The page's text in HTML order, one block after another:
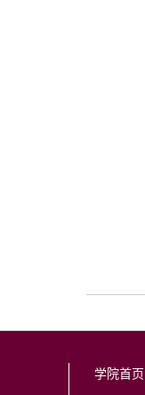
学院首页